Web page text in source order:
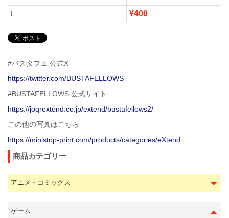
L ¥400
#バスタフェ 公式X
https://twitter.com/BUSTAFELLOWS
#BUSTAFELLOWS 公式サイト
https://joqrextend.co.jp/extend/bustafellows2/
この他の写真はこちら
https://ministop-print.com/products/categories/eXtend
商品カテゴリー
アニメ・コミックス
ゲーム